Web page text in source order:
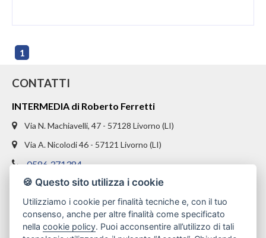
1
CONTATTI
INTERMEDIA di Roberto Ferretti
Via N. Machiavelli, 47 - 57128 Livorno (LI)
Via A. Nicolodi 46 - 57121 Livorno (LI)
0586 371384
328 1654969
info@intermediaimmobiliare.com
🍪 Questo sito utilizza i cookie
Utilizziamo i cookie per finalità tecniche e, con il tuo
consenso, anche per altre finalità come specificato
nellacookie policy. Puoi acconsentire all’utilizzo di tali